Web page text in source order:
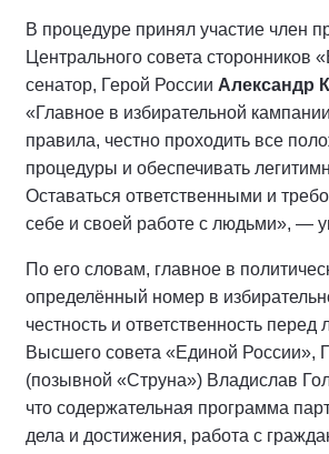
В процедуре принял участие член
Центрального совета сторонников
сенатор, Герой России Александр
«Главное в избирательной
правила, честно проходить все
процедуры и обеспечивать
Оставаться ответственными и
себе и своей работе с людьми», —
По его словам, главное в
определённый номер в
честность и ответственность
Высшего совета «Единой России»,
(позывной «Струна») Владислав
что содержательная программа
дела и достижения, работа с